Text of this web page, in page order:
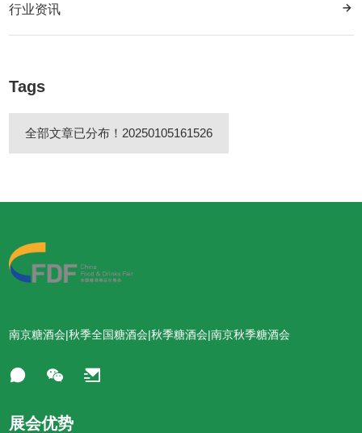
行业资讯
Tags
全部文章已分布！20250105161526
南京糖酒会|秋季全国糖酒会|秋季糖酒会|南京秋季糖酒会
展会优势